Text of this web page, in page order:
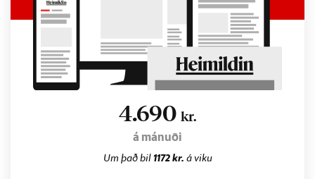
4.690 kr.
á mánuði
Um það bil1172 kr. á viku